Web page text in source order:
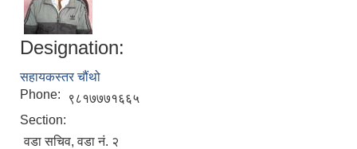
Designation:
सहायकस्तर चौंथो
Phone:
९८१७७७१६६५
Section:
वडा सचिव, वडा नं. २